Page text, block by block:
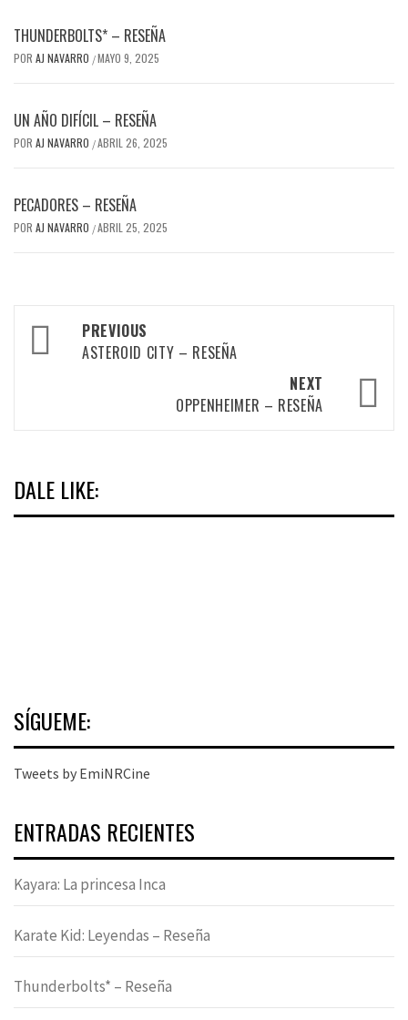
THUNDERBOLTS* – RESEÑA
POR AJ NAVARRO /MAYO 9, 2025
UN AÑO DIFÍCIL – RESEÑA
POR AJ NAVARRO /ABRIL 26, 2025
PECADORES – RESEÑA
POR AJ NAVARRO /ABRIL 25, 2025
Post
navigation
PREVIOUS
ASTEROID CITY – RESEÑA
NEXT
OPPENHEIMER – RESEÑA
DALE LIKE:
SÍGUEME:
Tweets by EmiNRCine
ENTRADAS RECIENTES
Kayara: La princesa Inca
Karate Kid: Leyendas – Reseña
Thunderbolts* – Reseña